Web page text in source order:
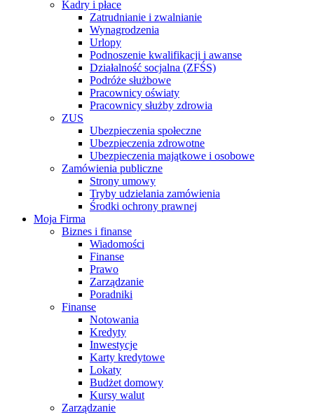
Kadry i płace
Zatrudnianie i zwalnianie
Wynagrodzenia
Urlopy
Podnoszenie kwalifikacji i awanse
Działalność socjalna (ZFŚS)
Podróże służbowe
Pracownicy oświaty
Pracownicy służby zdrowia
ZUS
Ubezpieczenia społeczne
Ubezpieczenia zdrowotne
Ubezpieczenia majątkowe i osobowe
Zamówienia publiczne
Strony umowy
Tryby udzielania zamówienia
Środki ochrony prawnej
Moja Firma
Biznes i finanse
Wiadomości
Finanse
Prawo
Zarządzanie
Poradniki
Finanse
Notowania
Kredyty
Inwestycje
Karty kredytowe
Lokaty
Budżet domowy
Kursy walut
Zarządzanie